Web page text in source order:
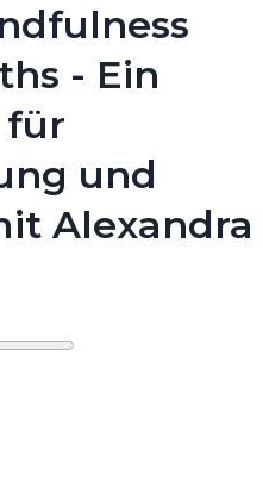
- Ein
für
und
Alexandra